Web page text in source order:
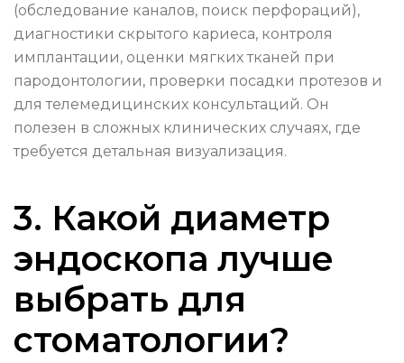
(обследование каналов, поиск перфораций),
диагностики скрытого кариеса, контроля
имплантации, оценки мягких тканей при
пародонтологии, проверки посадки протезов и
для телемедицинских консультаций. Он
полезен в сложных клинических случаях, где
требуется детальная визуализация.
3. Какой диаметр
эндоскопа лучше
выбрать для
стоматологии?